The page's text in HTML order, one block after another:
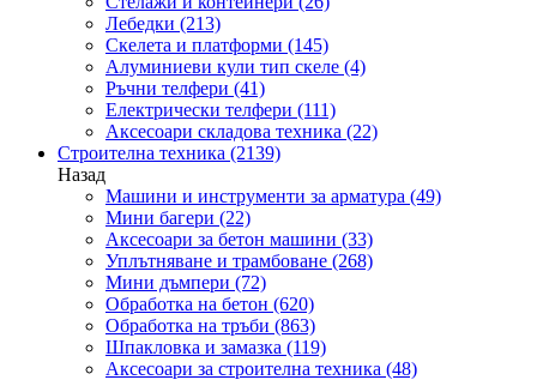
Лебедки (213)
Скелета и платформи (145)
Алуминиеви кули тип скеле (4)
Ръчни телфери (41)
Електрически телфери (111)
Аксесоари складова техника (22)
Строителна техника (2139)
Назад
Машини и инструменти за арматура (49)
Мини багери (22)
Аксесоари за бетон машини (33)
Уплътняване и трамбоване (268)
Мини дъмпери (72)
Обработка на бетон (620)
Обработка на тръби (863)
Шпакловка и замазка (119)
Аксесоари за строителна техника (48)